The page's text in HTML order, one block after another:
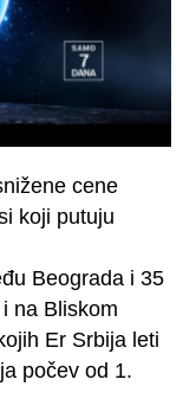
cene
koji putuju
Beograda i 35
na Bliskom
Er Srbija leti
počev od 1.